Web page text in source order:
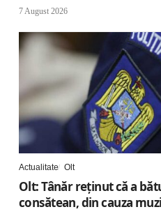
7 August 2026
Actualitate Olt
Olt: Tânăr reţinut că a
consătean, din cauza